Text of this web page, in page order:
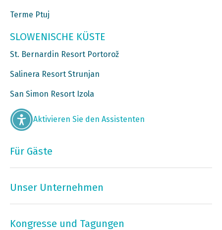
Terme Ptuj
SLOWENISCHE KÜSTE
St. Bernardin Resort Portorož
Salinera Resort Strunjan
San Simon Resort Izola
Aktivieren Sie den Assistenten
Für Gäste
Unser Unternehmen
Kongresse und Tagungen